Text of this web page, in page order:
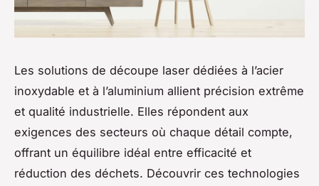
Les solutions de découpe laser dédiées à l’acier
inoxydable et à l’aluminium allient précision extrême
et qualité industrielle. Elles répondent aux
exigences des secteurs où chaque détail compte,
offrant un équilibre idéal entre efficacité et
réduction des déchets. Découvrir ces technologies